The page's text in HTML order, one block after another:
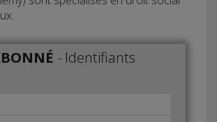
- Identifiants